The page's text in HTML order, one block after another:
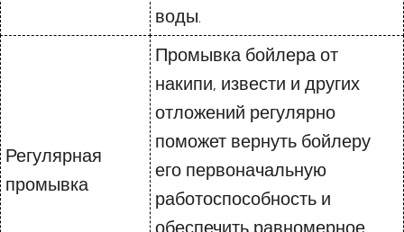
воды.
Регулярная
промывка
Промывка бойлера от
накипи, извести и других
отложений регулярно
поможет вернуть бойлеру
его первоначальную
работоспособность и